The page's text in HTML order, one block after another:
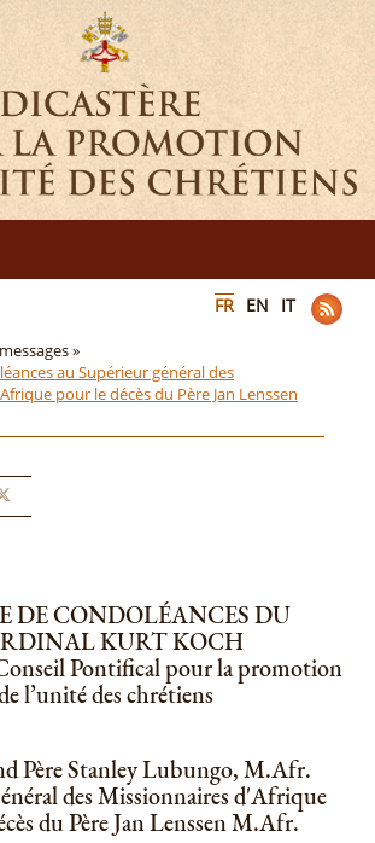
FR EN IT
»
au Supérieur général des
pour le décès du Père Jan Lenssen
DE CONDOLÉANCES DU
KURT KOCH
Pontifical pour la promotion
l’unité des chrétiens
Père Stanley Lubungo, M.Afr.
des Missionnaires d'Afrique
du Père Jan Lenssen M.Afr.